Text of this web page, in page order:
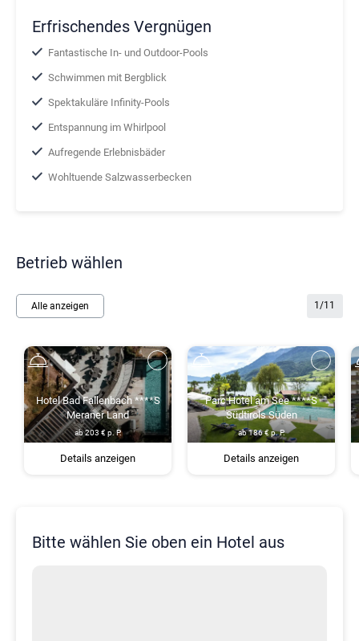
Erfrischendes Vergnügen
Fantastische In- und Outdoor-Pools
Schwimmen mit Bergblick
Spektakuläre Infinity-Pools
Entspannung im Whirlpool
Aufregende Erlebnisbäder
Wohltuende Salzwasserbecken
Betrieb wählen
Alle anzeigen 1 /11
Hotel Bad Fallenbach ****S
Meraner Land
ab 203 € p. P.
Details anzeigen
Parc Hotel am See ****S
Südtirols Süden
ab 186 € p. P.
Details anzeigen
Bitte wählen Sie oben ein Hotel aus